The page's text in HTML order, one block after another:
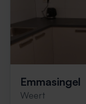
Emmasingel
Weert